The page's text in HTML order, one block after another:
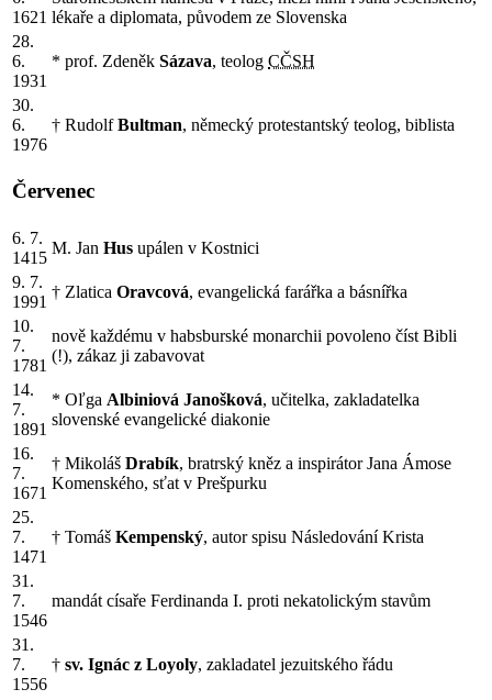
1621 lékaře a diplomata, původem ze Slovenska
28.
6.
1931
* prof. Zdeněk Sázava, teolog CČSH
30.
6.
1976
† RudolfBultman, německý protestantský teolog, biblista
Červenec
6. 7.
1415
M. Jan Hus upálen v Kostnici
9. 7.
1991
† Zlatica Oravcová, evangelická farářka a básnířka
10.
7.
1781
nově každému v habsburské monarchii povoleno číst Bibli
(!), zákaz ji zabavovat
14.
7.
1891
* Oľga Albiniová Janošková, učitelka, zakladatelka
slovenské evangelické diakonie
16.
7.
1671
† Mikoláš Drabík, bratrský kněz a inspirátor Jana Ámose
Komenského, sťat v Prešpurku
25.
7.
1471
† Tomáš Kempenský, autor spisu Následování Krista
31.
7.
1546
mandát císaře Ferdinanda I. proti nekatolickým stavům
31.
7.
1556
† sv. Ignác z Loyoly, zakladatel jezuitského řádu